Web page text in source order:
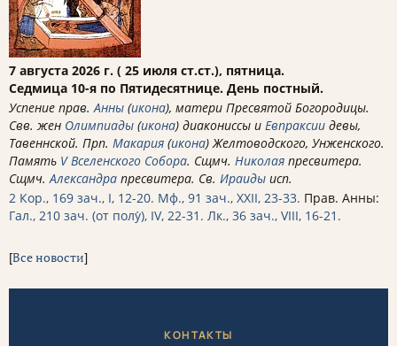
7 августа 2026 г. ( 25 июля ст.ст.), пятница.
Седмица 10-я по Пятидесятнице. День постный.
Успение прав.Анны (икона), матери Пресвятой Богородицы.
Свв. жен Олимпиады (икона) диакониссы и Евпраксии девы,
Тавеннской. Прп. Макария (икона) Желтоводского, Унженского.
Память V Вселенского Собора. Сщмч. Николая пресвитера.
Сщмч.Александра пресвитера. Св. Ираиды исп.
2 Кор., 169 зач., I, 12-20. Мф., 91 зач., XXII, 23-33. Прав. Анны:
Гал., 210 зач. (от полу́), IV, 22-31. Лк., 36 зач., VIII, 16-21.
[Все новости]
КОНТАКТЫ